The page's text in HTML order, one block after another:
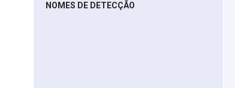
NOMES DE DETECÇÃO